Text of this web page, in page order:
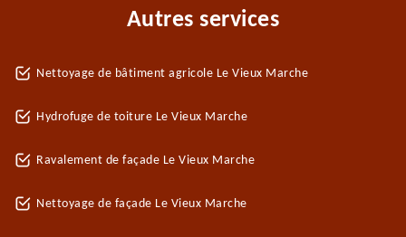
Autres services
Nettoyage de bâtiment agricole Le Vieux Marche
Hydrofuge de toiture Le Vieux Marche
Ravalement de façade Le Vieux Marche
Nettoyage de façade Le Vieux Marche